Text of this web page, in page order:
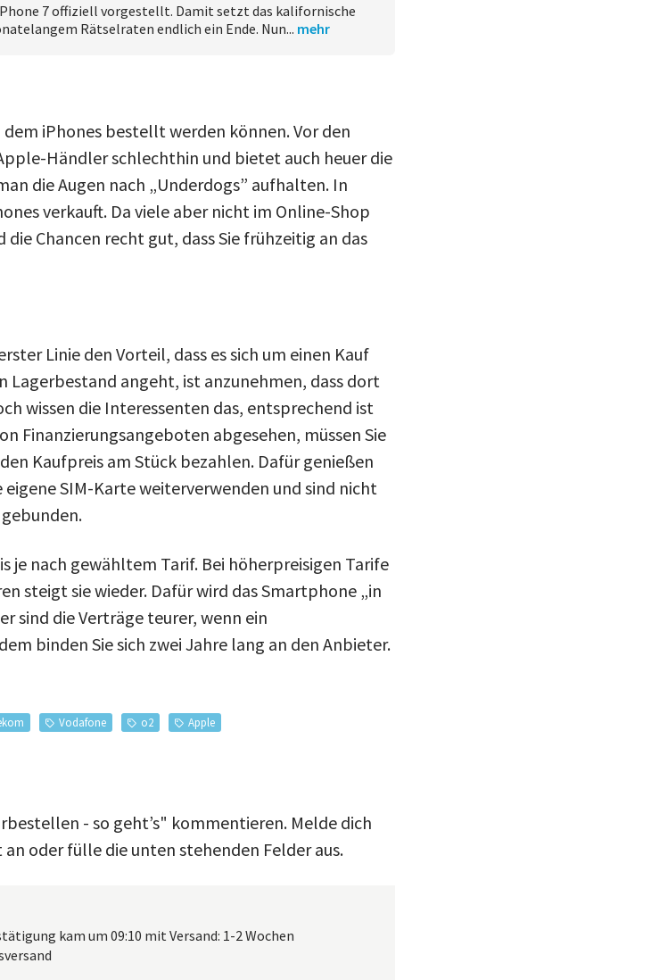
7 offiziell vorgestellt. Damit setzt das kalifornische
Rätselraten endlich ein Ende. Nun... mehr
iPhones bestellt werden können. Vor den
Händler schlechthin und bietet auch heuer die
die Augen nach „Underdogs” aufhalten. In
verkauft. Da viele aber nicht im Online-Shop
Chancen recht gut, dass Sie frühzeitig an das
Linie den Vorteil, dass es sich um einen Kauf
angeht, ist anzunehmen, dass dort
wissen die Interessenten das, entsprechend ist
Finanzierungsangeboten abgesehen, müssen Sie
Kaufpreis am Stück bezahlen. Dafür genießen
SIM-Karte weiterverwenden und sind nicht
je nach gewähltem Tarif. Bei höherpreisigen Tarife
steigt sie wieder. Dafür wird das Smartphone „in
sind die Verträge teurer, wenn ein
binden Sie sich zwei Jahre lang an den Anbieter.
Vodafone o2 Apple
- so geht’s" kommentieren. Melde dich
oder fülle die unten stehenden Felder aus.
kam um 09:10 mit Versand: 1-2 Wochen